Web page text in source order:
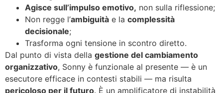
Agisce sull’impulso emotivo, non sulla riflessione;
Non regge l’ambiguità e la complessità
decisionale;
Trasforma ogni tensione in scontro diretto.
Dal punto di vista della gestione del cambiamento
organizzativo, Sonny è funzionale al presente — è un
esecutore efficace in contesti stabili — ma risulta
pericoloso per il futuro. È un amplificatore di instabilità